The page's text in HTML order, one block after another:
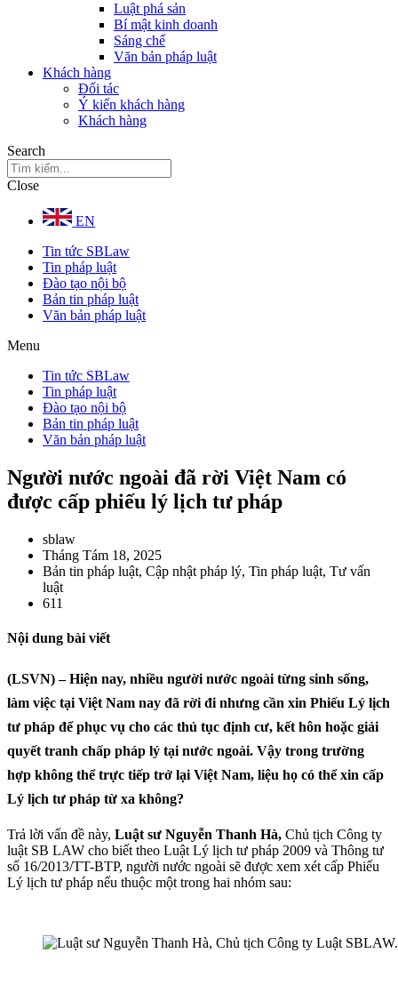
Luật phá sản
Bí mật kinh doanh
Sáng chế
Văn bản pháp luật
Khách hàng
Đối tác
Ý kiến khách hàng
Khách hàng
Search
Close
EN
Tin tức SBLaw
Tin pháp luật
Đào tạo nội bộ
Bản tin pháp luật
Văn bản pháp luật
Menu
Tin tức SBLaw
Tin pháp luật
Đào tạo nội bộ
Bản tin pháp luật
Văn bản pháp luật
Người nước ngoài đã rời Việt Nam có
được cấp phiếu lý lịch tư pháp
sblaw
Tháng Tám 18, 2025
Bản tin pháp luật, Cập nhật pháp lý, Tin pháp luật, Tư vấn
luật
611
Nội dung bài viết
(LSVN) – Hiện nay, nhiều người nước ngoài từng sinh sống,
làm việc tại Việt Nam nay đã rời đi nhưng cần xin Phiếu Lý lịch
tư pháp để phục vụ cho các thủ tục định cư, kết hôn hoặc giải
quyết tranh chấp pháp lý tại nước ngoài. Vậy trong trường
hợp không thể trực tiếp trở lại Việt Nam, liệu họ có thể xin cấp
Lý lịch tư pháp từ xa không?
Trả lời vấn đề này, Luật sư Nguyễn Thanh Hà, Chủ tịch Công ty
luật SB LAW cho biết theo Luật Lý lịch tư pháp 2009 và Thông tư
số 16/2013/TT-BTP, người nước ngoài sẽ được xem xét cấp Phiếu
Lý lịch tư pháp nếu thuộc một trong hai nhóm sau: